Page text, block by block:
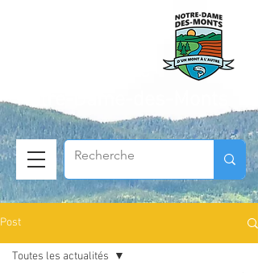
Notre-Dame-des-Monts
Post
Toutes les actualités